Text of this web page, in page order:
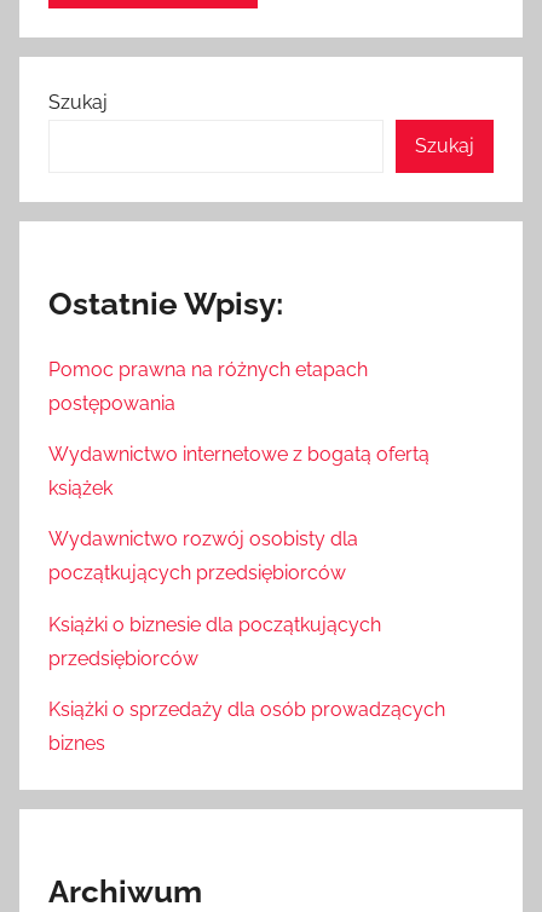
Szukaj
Szukaj
Ostatnie Wpisy:
Pomoc prawna na różnych etapach
postępowania
Wydawnictwo internetowe z bogatą ofertą
książek
Wydawnictwo rozwój osobisty dla
początkujących przedsiębiorców
Książki o biznesie dla początkujących
przedsiębiorców
Książki o sprzedaży dla osób prowadzących
biznes
Archiwum